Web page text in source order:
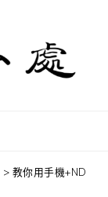
> 教你用手機+ND